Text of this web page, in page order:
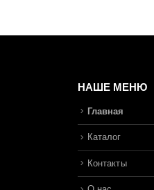
НАШЕ МЕНЮ
Главная
Каталог
Контакты